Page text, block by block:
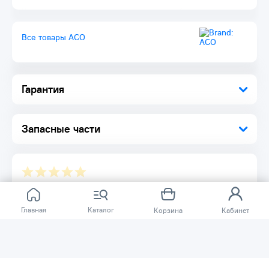
Главная Каталог Корзина Кабинет
Гарантия
Запасные части
давления и количества воздуха, проходящего через сопло.
При обработке металлоконструкций требуется давление 5-7
Бак 150 л
Соплодержатель
Сопло 2 шт.
Все товары АСО
Отзывов ещё нет.
Расскажите о товаре, который приобрели у нас.